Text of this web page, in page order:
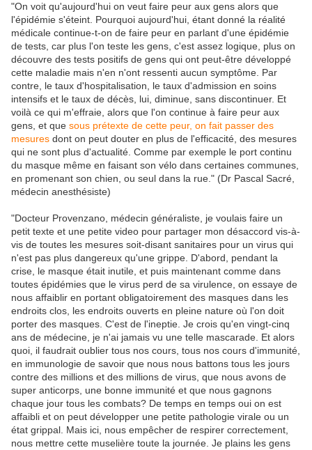
"On voit qu'aujourd'hui on veut faire peur aux gens alors que
l'épidémie s'éteint. Pourquoi aujourd'hui, étant donné la réalité
médicale continue-t-on de faire peur en parlant d'une épidémie
de tests, car plus l'on teste les gens, c'est assez logique, plus on
découvre des tests positifs de gens qui ont peut-être développé
cette maladie mais n'en n'ont ressenti aucun symptôme. Par
contre, le taux d'hospitalisation, le taux d'admission en soins
intensifs et le taux de décès, lui, diminue, sans discontinuer. Et
voilà ce qui m'effraie, alors que l'on continue à faire peur aux
gens, et que sous prétexte de cette peur, on fait passer des
mesures dont on peut douter en plus de l'efficacité, des mesures
qui ne sont plus d'actualité. Comme par exemple le port continu
du masque même en faisant son vélo dans certaines communes,
en promenant son chien, ou seul dans la rue." (Dr Pascal Sacré,
médecin anesthésiste)
"Docteur Provenzano, médecin généraliste, je voulais faire un
petit texte et une petite video pour partager mon désaccord vis-à-
vis de toutes les mesures soit-disant sanitaires pour un virus qui
n'est pas plus dangereux qu'une grippe. D'abord, pendant la
crise, le masque était inutile, et puis maintenant comme dans
toutes épidémies que le virus perd de sa virulence, on essaye de
nous affaiblir en portant obligatoirement des masques dans les
endroits clos, les endroits ouverts en pleine nature où l'on doit
porter des masques. C'est de l'ineptie. Je crois qu'en vingt-cinq
ans de médecine, je n'ai jamais vu une telle mascarade. Et alors
quoi, il faudrait oublier tous nos cours, tous nos cours d'immunité,
en immunologie de savoir que nous nous battons tous les jours
contre des millions et des millions de virus, que nous avons de
super anticorps, une bonne immunité et que nous gagnons
chaque jour tous les combats? De temps en temps oui on est
affaibli et on peut développer une petite pathologie virale ou un
état grippal. Mais ici, nous empêcher de respirer correctement,
nous mettre cette muselière toute la journée. Je plains les gens